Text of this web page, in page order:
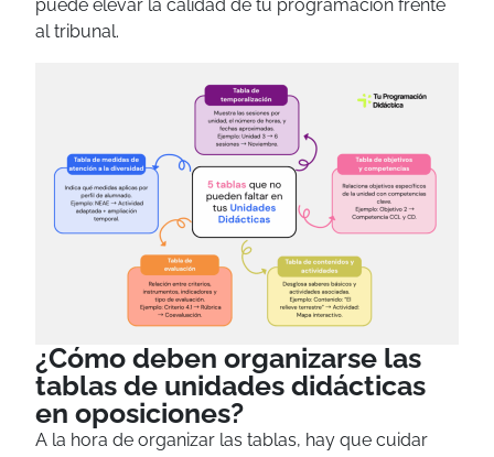
puede elevar la calidad de tu programación frente
al tribunal.
¿Cómo deben organizarse las
tablas de unidades didácticas
en oposiciones?
A la hora de organizar las tablas, hay que cuidar